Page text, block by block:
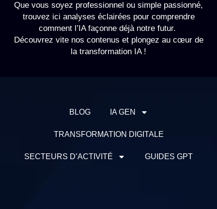
Que vous soyez professionnel ou simple passionné,
trouvez ici analyses éclairées pour comprendre
comment l’IA façonne déjà notre futur.
Découvrez vite nos contenus et plongez au cœur de
la transformation IA !
BLOG IA GEN
TRANSFORMATION DIGITALE
SECTEURS D’ACTIVITÉ GUIDES GPT